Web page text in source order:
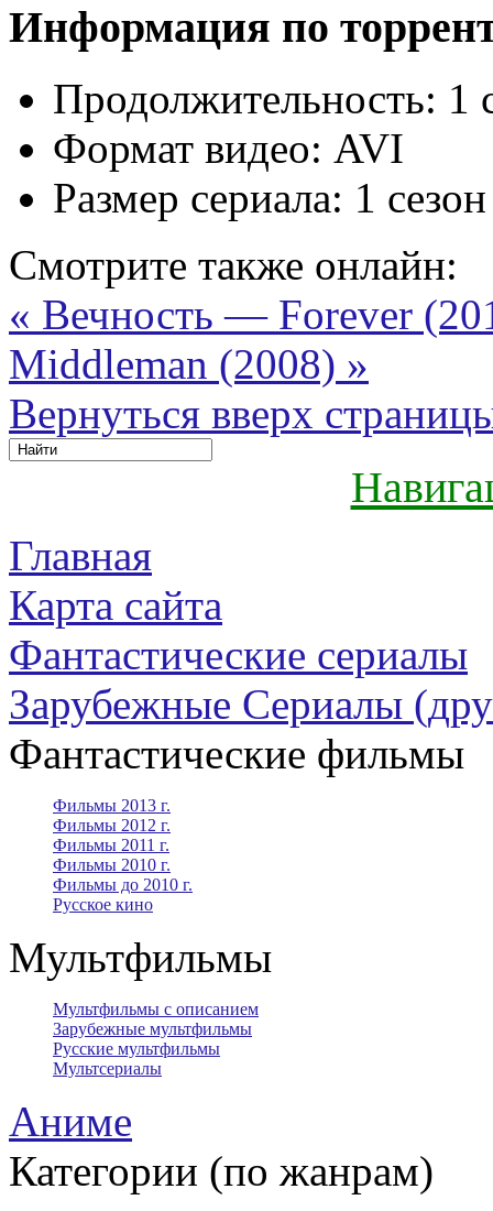
Информация по
Продолжительность: 1
Формат видео: AVI
Размер сериала: 1
Смотрите также онлайн:
« Вечность — Forever
Middleman (2008) »
Вернуться вверх
Главная
Карта сайта
Фантастические сериалы
Зарубежные Сериалы
Фантастические фильмы
Фильмы 2013 г.
Фильмы 2012 г.
Фильмы 2011 г.
Фильмы 2010 г.
Фильмы до 2010 г.
Русское кино
Мультфильмы
Мультфильмы с описанием
Зарубежные мультфильмы
Русские мультфильмы
Мультсериалы
Аниме
Категории (по жанрам)